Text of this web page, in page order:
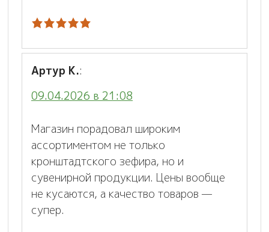
Артур К.:
09.04.2026 в 21:08
Магазин порадовал широким
ассортиментом не только
кронштадтского зефира, но и
сувенирной продукции. Цены вообще
не кусаются, а качество товаров —
супер.